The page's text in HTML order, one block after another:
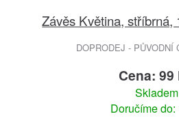
Závěs Květina, stříbrná,
DOPRODEJ - PŮVODNÍ
Cena: 99
Skladem
Doručíme do: